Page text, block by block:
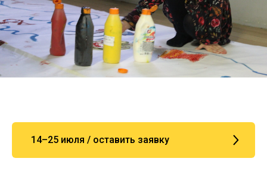
14–25 июля / оставить заявку